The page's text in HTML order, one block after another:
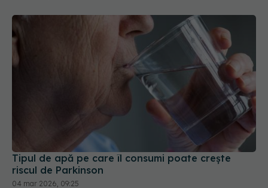
Tipul de apă pe care îl consumi poate crește
riscul de Parkinson